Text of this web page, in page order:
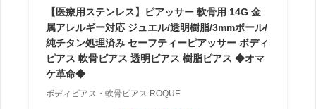
【医療用ステンレス】ピアッサー 軟骨用 14G 金
属アレルギー対応 ジュエル/透明樹脂/3mmボール/
純チタン処理済み セーフティーピアッサー ボディ
ピアス 軟骨ピアス 透明ピアス 樹脂ピアス ◆オマ
ケ革命◆
ボディピアス・軟骨ピアス ROQUE